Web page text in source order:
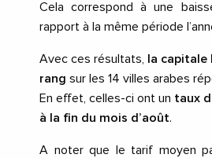
Cela correspond à une
rapport à la même période
Avec ces résultats, la capitale
rang sur les 14 villes arabes
En effet, celles-ci ont un taux
à la fin du mois d’août.
A noter que le tarif moyen